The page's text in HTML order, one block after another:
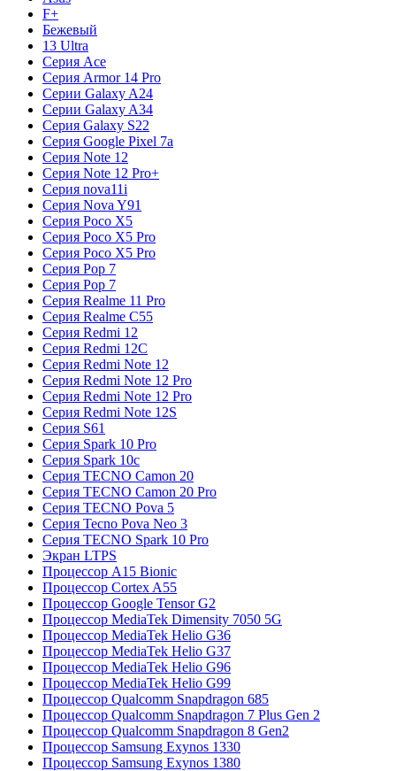
F+
Бежевый
13 Ultra
Серия Ace
Серия Armor 14 Pro
Серии Galaxy A24
Серии Galaxy A34
Серия Galaxy S22
Серия Google Pixel 7a
Серия Note 12
Серия Note 12 Pro+
Серия nova11i
Серия Nova Y91
Серия Poco X5
Серия Poco X5 Pro
Серия Poco X5 Pro
Серия Pop 7
Серия Pop 7
Серия Realme 11 Pro
Серия Realme C55
Серия Redmi 12
Серия Redmi 12C
Серия Redmi Note 12
Серия Redmi Note 12 Pro
Серия Redmi Note 12 Pro
Серия Redmi Note 12S
Серия S61
Серия Spark 10 Pro
Серия Spark 10c
Серия TECNO Camon 20
Серия TECNO Camon 20 Pro
Серия TECNO Pova 5
Серия Tecno Pova Neo 3
Серия TECNO Spark 10 Pro
Экран LTPS
Процессор A15 Bionic
Процессор Cortex A55
Процессор Google Tensor G2
Процессор MediaTek Dimensity 7050 5G
Процессор MediaTek Helio G36
Процессор MediaTek Helio G37
Процессор MediaTek Helio G96
Процессор MediaTek Helio G99
Процессор Qualcomm Snapdragon 685
Процессор Qualcomm Snapdragon 7 Plus Gen 2
Процессор Qualcomm Snapdragon 8 Gen2
Процессор Samsung Exynos 1330
Процессор Samsung Exynos 1380